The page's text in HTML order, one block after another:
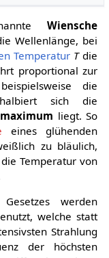
Wiensche
Wellenlänge, bei
Temperatur Tdie
proportional zur
die
sich die
liegt. So
eines glühenden
zu bläulich,
Temperatur von
werden
welche statt
Strahlung
der höchsten